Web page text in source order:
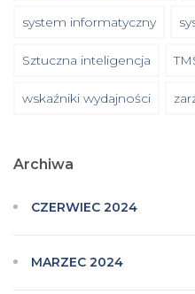
system informatyczny
Sztuczna inteligencja
wskaźniki wydajności
Archiwa
CZERWIEC 2024
MARZEC 2024